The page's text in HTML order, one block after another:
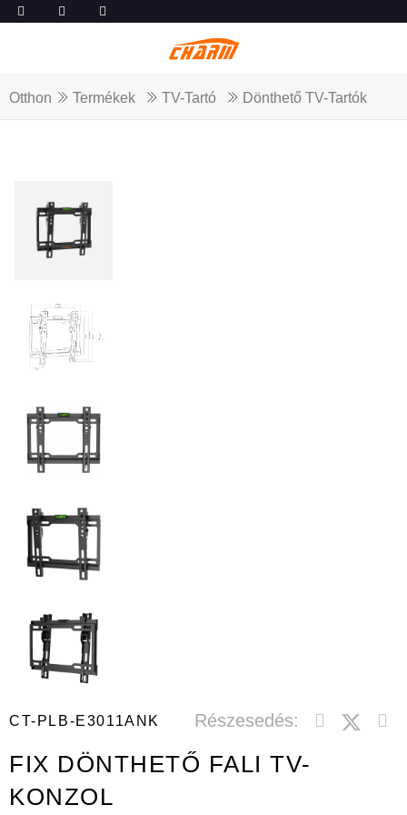
Otthon Termékek TV-Tartó Dönthető TV-Tartók
CT-PLB-E3011ANK Részesedés:
FIX DÖNTHETŐ FALI TV-
KONZOL